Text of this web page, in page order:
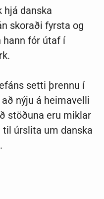
hjá danska
skoraði fyrsta og
hann fór útaf í
setti þrennu í
nýju á heimavelli
stöðuna eru miklar
úrslita um danska